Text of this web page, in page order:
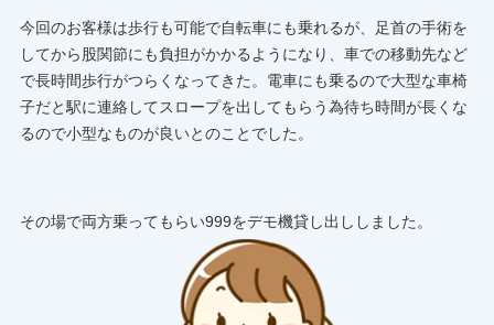
今回のお客様は歩行も可能で自転車にも乗れるが、足首の手術を
してから股関節にも負担がかかるようになり、車での移動先など
で長時間歩行がつらくなってきた。電車にも乗るので大型な車椅
子だと駅に連絡してスロープを出してもらう為待ち時間が長くな
るので小型なものが良いとのことでした。
その場で両方乗ってもらい999をデモ機貸し出ししました。